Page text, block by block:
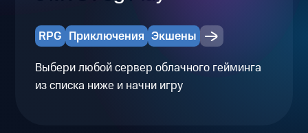
RPG Приключения Экшены
Выбери любой сервер облачного гейминга
из списка ниже и начни игру